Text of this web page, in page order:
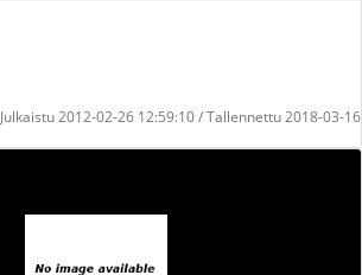
Julkaistu 2012-02-26 12:59:10 / Tallennettu 2018-03-16